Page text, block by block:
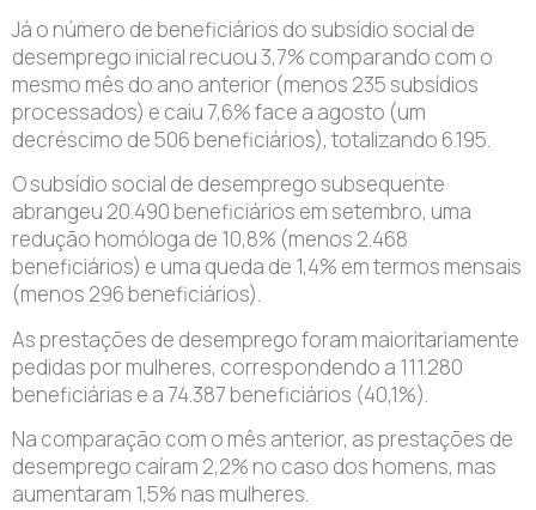
Já o número de beneficiários do subsídio social de
desemprego inicial recuou 3,7% comparando com o
mesmo mês do ano anterior (menos 235 subsídios
processados) e caiu 7,6% face a agosto (um
decréscimo de 506 beneficiários), totalizando 6.195.
O subsídio social de desemprego subsequente
abrangeu 20.490 beneficiários em setembro, uma
redução homóloga de 10,8% (menos 2.468
beneficiários) e uma queda de 1,4% em termos mensais
(menos 296 beneficiários).
As prestações de desemprego foram maioritariamente
pedidas por mulheres, correspondendo a 111.280
beneficiárias e a 74.387 beneficiários (40,1%).
Na comparação com o mês anterior, as prestações de
desemprego caíram 2,2% no caso dos homens, mas
aumentaram 1,5% nas mulheres.